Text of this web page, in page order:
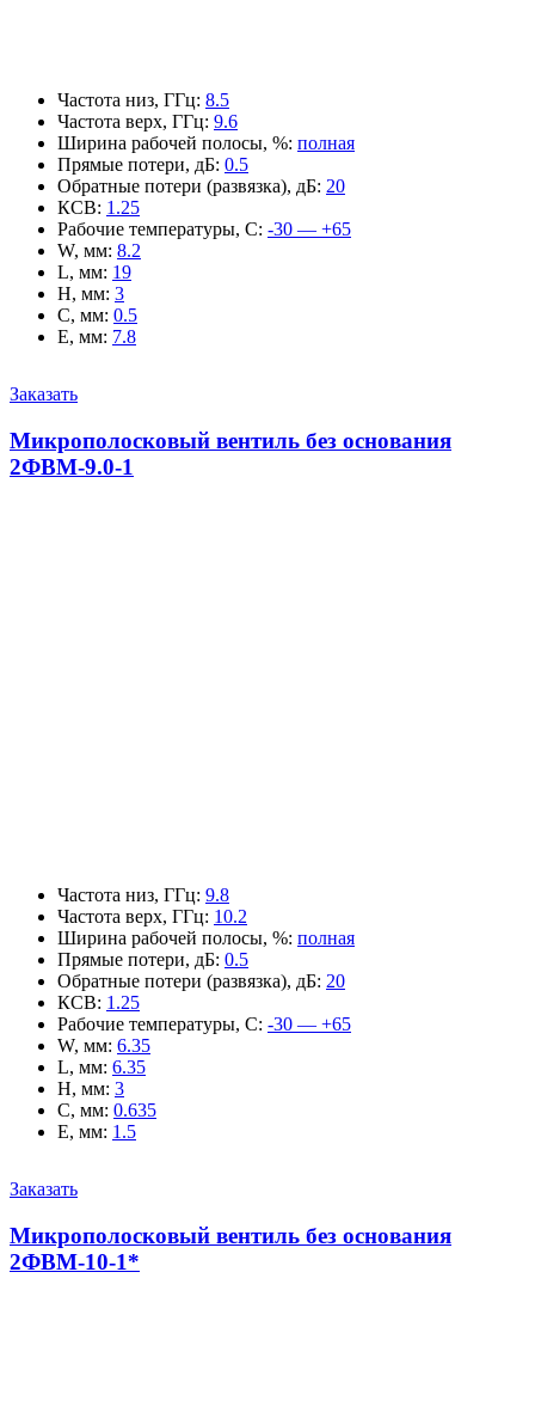
Частота низ, ГГц: 8.5
Частота верх, ГГц: 9.6
Ширина рабочей полосы, %: полная
Прямые потери, дБ: 0.5
Обратные потери (развязка), дБ: 20
КСВ: 1.25
Рабочие температуры, С: -30 — +65
W, мм: 8.2
L, мм: 19
H, мм: 3
C, мм: 0.5
E, мм: 7.8
Заказать
Микрополосковый вентиль без основания
2ФВМ-9.0-1
Частота низ, ГГц: 9.8
Частота верх, ГГц: 10.2
Ширина рабочей полосы, %: полная
Прямые потери, дБ: 0.5
Обратные потери (развязка), дБ: 20
КСВ: 1.25
Рабочие температуры, С: -30 — +65
W, мм: 6.35
L, мм: 6.35
H, мм: 3
C, мм: 0.635
E, мм: 1.5
Заказать
Микрополосковый вентиль без основания
2ФВМ-10-1*